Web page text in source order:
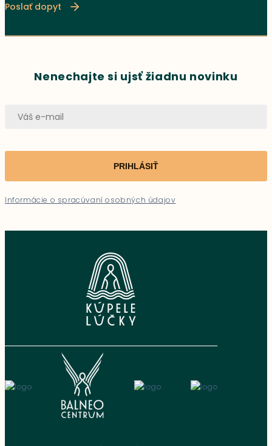
Poslať dopyt
Nenechajte si ujsť žiadnu novinku
PRIHLÁSIŤ
Informácie o spracúvaní osobných údajov